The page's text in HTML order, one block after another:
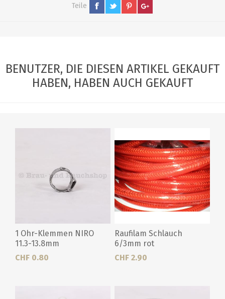
Teile
BENUTZER, DIE DIESEN ARTIKEL GEKAUFT
HABEN, HABEN AUCH GEKAUFT
1 Ohr-Klemmen NIRO
11.3-13.8mm
CHF 0.80
Raufilam Schlauch
6/3mm rot
CHF 2.90